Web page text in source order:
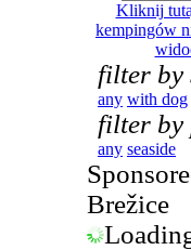
Kliknij
kempingów
filter by
any with dog
filter by
any seaside
Brežice